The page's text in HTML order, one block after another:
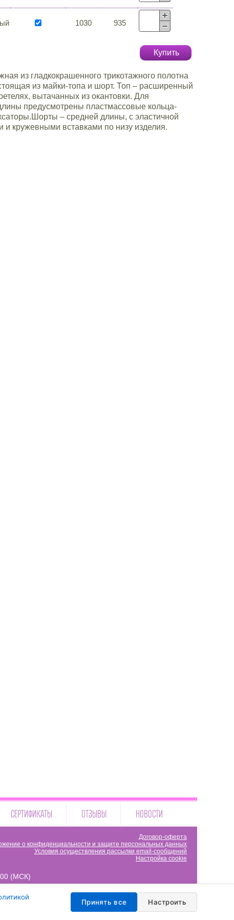
1030 935
Купить
из гладкокрашенного трикотажного полотна
из майки-топа и шорт. Топ – расширенный
вытачанных из окантовки. Для
предусмотрены пластмассовые кольца-
– средней длины, с эластичной
и кружевными вставками по низу изделия.
СЕРТИФИКАТЫ ОТЗЫВЫ НОВОСТИ
(МСК)
Договор-оферта
о конфиденциальности и защите персональных данных
Условия осуществления рассылки email-сообщений
Настройка cookie
Принять все Настроить